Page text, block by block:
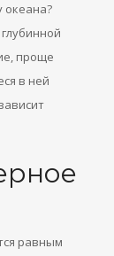
океана?
проще
в ней
равным